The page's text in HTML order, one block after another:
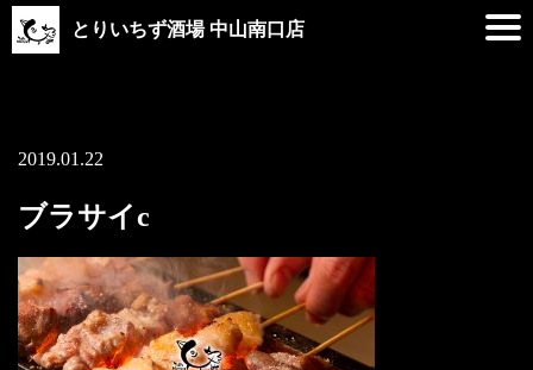
とりいちず酒場 中山南口店
2019.01.22
ブラサイc